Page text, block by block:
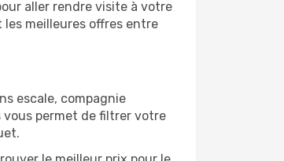
aller rendre visite à votre
les meilleures offres entre
escale, compagnie
vous permet de filtrer votre